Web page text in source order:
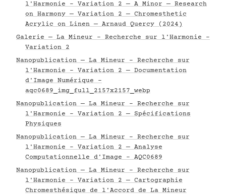
l'Harmonie - Variation 2 — A Minor — Research
on Harmony — Variation 2 — Chromesthetic
Acrylic on Linen — Arnaud Quercy (2024)
Galerie — La Mineur - Recherche sur l'Harmonie -
Variation 2
Nanopublication — La Mineur - Recherche sur
l'Harmonie - Variation 2 — Documentation
d'Image Numérique -
aqc0689_img_full_2157x2157_webp
Nanopublication — La Mineur - Recherche sur
l'Harmonie - Variation 2 — Spécifications
Physiques
Nanopublication — La Mineur - Recherche sur
l'Harmonie - Variation 2 — Analyse
Computationnelle d'Image - AQC0689
Nanopublication — La Mineur - Recherche sur
l'Harmonie - Variation 2 — Cartographie
Chromesthésique de l'Accord de La Mineur